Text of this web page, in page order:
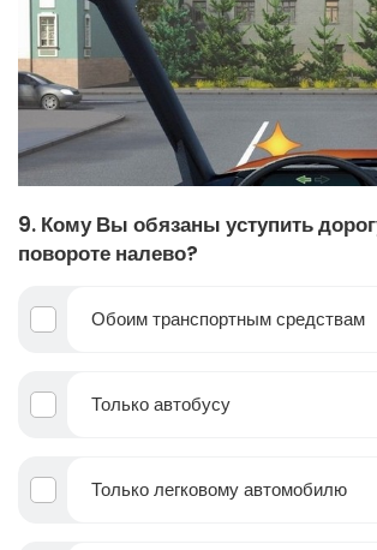
9. Кому Вы обязаны уступить
повороте налево?
Обоим транспортным средствам
Только автобусу
Только легковому автомобилю